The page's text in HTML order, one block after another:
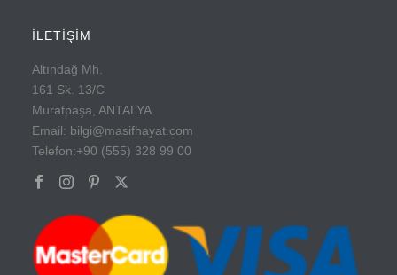
İLETİŞİM
Altındağ Mh.
161 Sk. 13/C
Muratpaşa, ANTALYA
Email: bilgi@masifhayat.com
Telefon:+90 (555) 328 99 00